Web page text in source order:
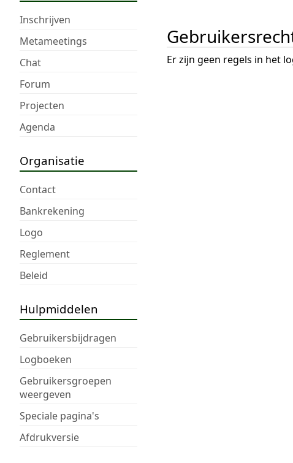
Inschrijven
Metameetings
Chat
Forum
Projecten
Agenda
Organisatie
Contact
Bankrekening
Logo
Reglement
Beleid
Hulpmiddelen
Gebruikersbijdragen
Logboeken
Gebruikersgroepen
weergeven
Speciale pagina's
Afdrukversie
Er zijn geen regels in het